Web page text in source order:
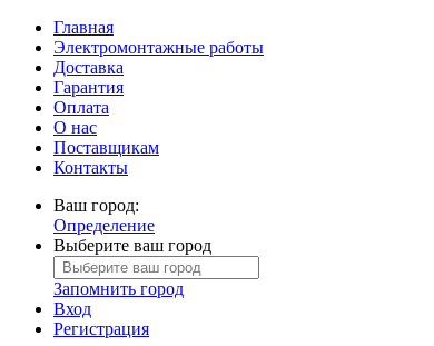
Главная
Электромонтажные работы
Доставка
Гарантия
Оплата
О нас
Поставщикам
Контакты
Ваш город:
Определение
Выберите ваш город
Запомнить город
Вход
Регистрация